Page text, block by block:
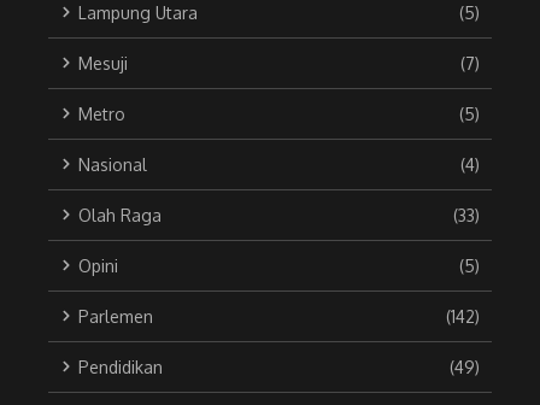
Lampung Utara (5)
Mesuji (7)
Metro (5)
Nasional (4)
Olah Raga (33)
Opini (5)
Parlemen (142)
Pendidikan (49)